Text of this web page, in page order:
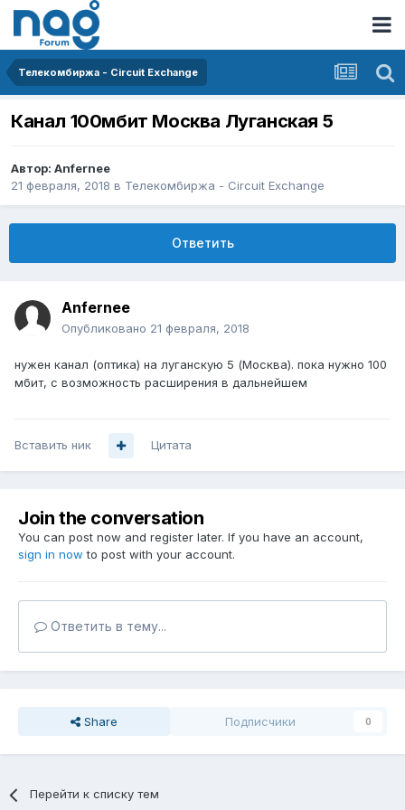
Телекомбиржа - Circuit Exchange
Канал 100мбит Москва Луганская 5
Автор: Anfernee
21 февраля, 2018 в Телекомбиржа - Circuit Exchange
Ответить
Anfernee
Опубликовано 21 февраля, 2018
нужен канал (оптика) на луганскую 5 (Москва). пока нужно 100
мбит, с возможность расширения в дальнейшем
Вставить ник Цитата
Join the conversation
You can post now and register later. If you have an account,
sign in now to post with your account.
Ответить в тему...
Share Подписчики 0
Перейти к списку тем